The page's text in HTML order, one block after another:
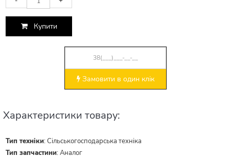
Купити
Замовити в один клік
Характеристики товару:
Тип техніки:Сільськогосподарська техніка
Тип запчастини:Аналог